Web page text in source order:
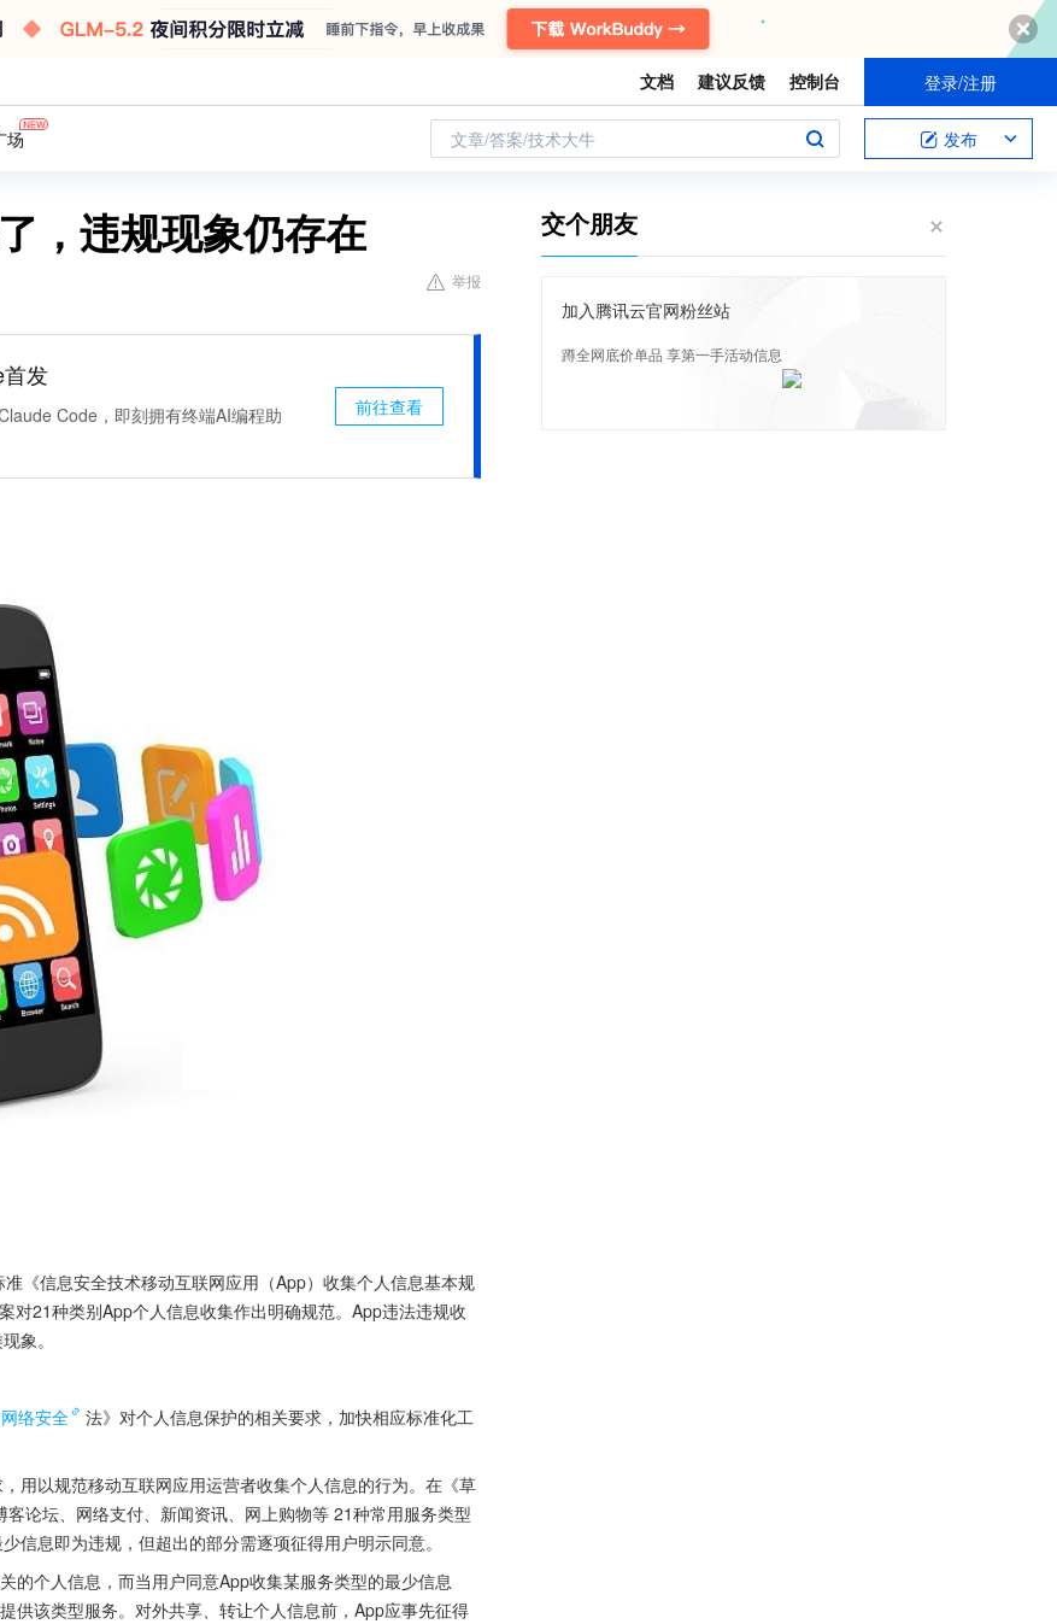
文档 建议反馈 控制台 登录/注册
场 文章/答案/技术大牛 发布
，违规现象仍存在
举报
发
Code，即刻拥有终端AI编程助
前往查看
《信息安全技术移动互联网应用（App）收集个人信息基本规
对21种类别App个人信息收集作出明确规范。App违法违规收
象。
网络安全
法》对个人信息保护的相关要求，加快相应标准化工
用以规范移动互联网应用运营者收集个人信息的行为。在《草
客论坛、网络支付、新闻资讯、网上购物等 21种常用服务类型
信息即为违规，但超出的部分需逐项征得用户明示同意。
的个人信息，而当用户同意App收集某服务类型的最少信息
供该类型服务。对外共享、转让个人信息前，App应事先征得
交个朋友
加入腾讯云官网粉丝站
蹲全网底价单品 享第一手活动信息